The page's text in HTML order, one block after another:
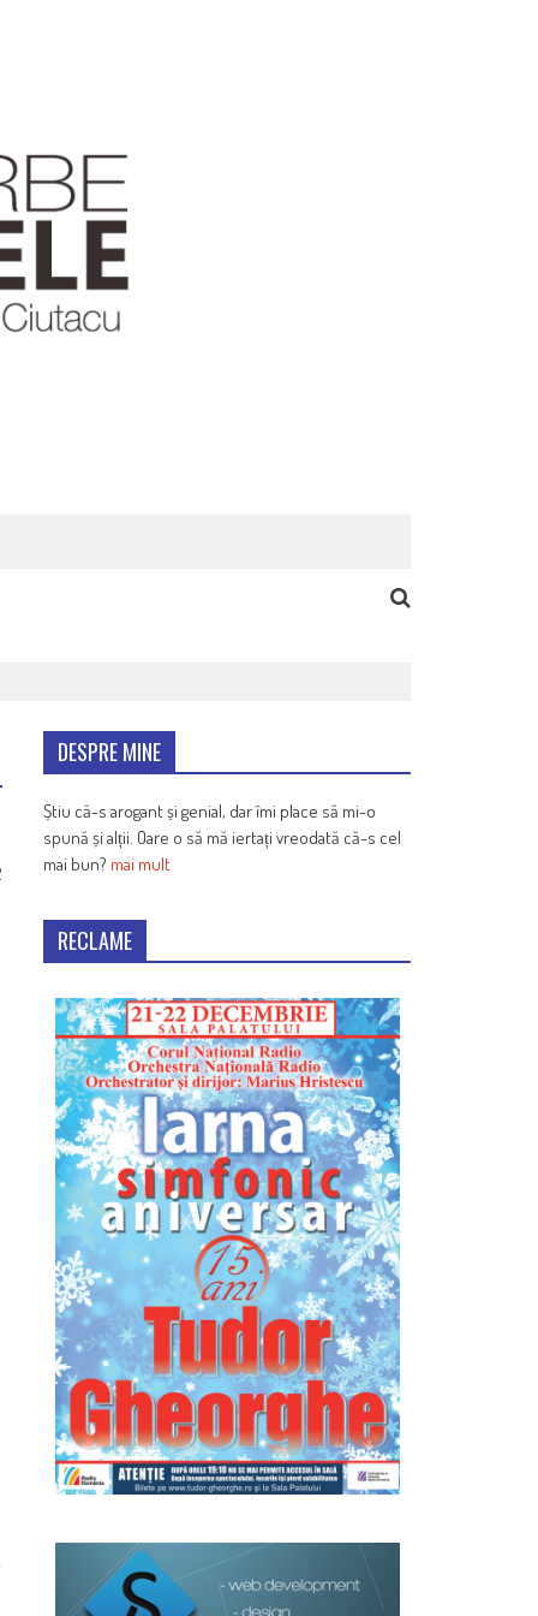
DESPRE MINE
Știu că-s arogant și genial, dar îmi place să mi-o
spună și alții. Oare o să mă iertați vreodată că-s cel
mai bun? mai mult
RECLAME